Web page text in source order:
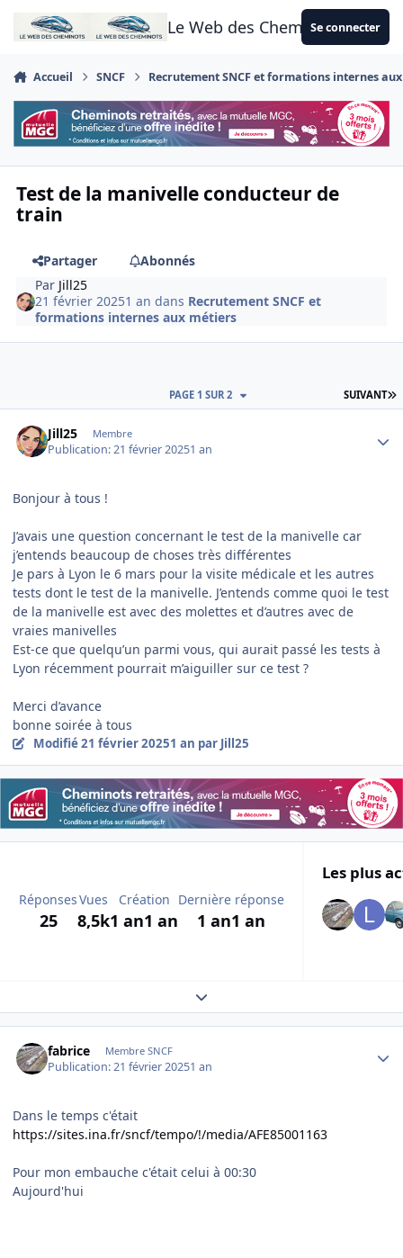
Aller au contenu
Le Web des CheminotsSe connecter
Accueil SNCF Recrutement SNCF et formations internes
Test de la manivelle conducteur de
train
Partager
Abonnés
Par Jill25
21 février 20251 an dans Recrutement SNCF et
formations internes aux métiers
SUIVANT
PAGE 1 SUR 2
Jill25 Membre
Publication:21 février 20251 an
Bonjour à tous !
J’avais une question concernant le test de la manivelle car
j’entends beaucoup de choses très différentes
Je pars à Lyon le 6 mars pour la visite médicale et les autres
tests dont le test de la manivelle. J’entends comme quoi le test
de la manivelle est avec des molettes et d’autres avec de
vraies manivelles
Est-ce que quelqu’un parmi vous, qui aurait passé les tests à
Lyon récemment pourrait m’aiguiller sur ce test ?
Merci d’avance
bonne soirée à tous
Modifié21 février 20251 an par Jill25
Réponses
25
Vues
8,5k
Création
1 an1 an
Dernière réponse
1 an1 an
Les plus
Expand topic overview
fabrice Membre SNCF
Publication:21 février 20251 an
Dans le temps c'était
https://sites.ina.fr/sncf/tempo/!/media/AFE85001163
Pour mon embauche c'était celui à 00:30
Aujourd'hui